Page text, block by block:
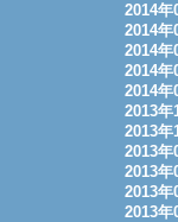
2014年
2014年
2014年
2014年
2014年
2013年
2013年
2013年
2013年
2013年
2013年